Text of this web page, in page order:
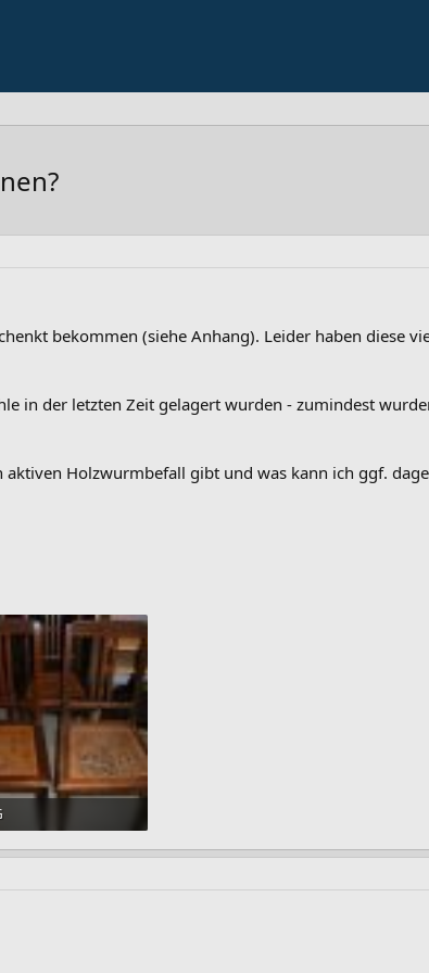
bekommen (siehe Anhang). Leider haben diese
in der letzten Zeit gelagert wurden - zumindest
aktiven Holzwurmbefall gibt und was kann ich ggf.
Aufrufe: 31